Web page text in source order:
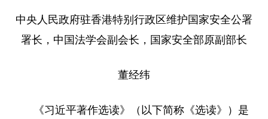
家国在怀
中央人民政府驻香港特别行政区维护国家安全公署
署长，中国法学会副会长，国家安全部原副部长
董经纬
《习近平著作选读》（以下简称《选读》）是